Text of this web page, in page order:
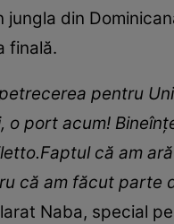
din
finală.
pentru
o port acum!
că am
că am făcut parte
Naba, special